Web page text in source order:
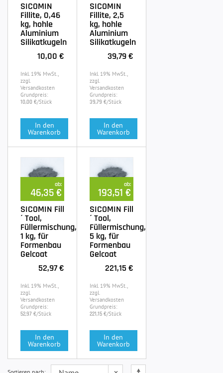
SICOMIN
Fillite, 0,46
kg, hohle
Aluminium
Silikatkugeln
10,00 €
Inkl. 19% MwSt.,
zzgl.
Versandkosten
Grundpreis:
10,00 €/Stück
In den
Warenkorb
SICOMIN
Fillite, 2,5
kg, hohle
Aluminium
Silikatkugeln
39,79 €
Inkl. 19% MwSt.,
zzgl.
Versandkosten
Grundpreis:
39,79 €/Stück
In den
Warenkorb
ab:
46,35 €
SICOMIN Fill
´ Tool,
Füllermischung,
1 kg, für
Formenbau
Gelcoat
52,97 €
Inkl. 19% MwSt.,
zzgl.
Versandkosten
Grundpreis:
52,97 €/Stück
In den
Warenkorb
ab:
193,51 €
SICOMIN Fill
´ Tool,
Füllermischung,
5 kg, für
Formenbau
Gelcoat
221,15 €
Inkl. 19% MwSt.,
zzgl.
Versandkosten
Grundpreis:
221,15 €/Stück
In den
Warenkorb